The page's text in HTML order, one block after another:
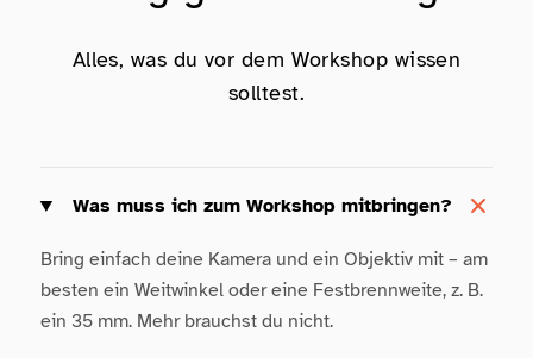
Alles, was du vor dem Workshop wissen
solltest.
Was muss ich zum Workshop mitbringen?
Bring einfach deine Kamera und ein Objektiv mit – am
besten ein Weitwinkel oder eine Festbrennweite, z. B.
ein 35 mm. Mehr brauchst du nicht.